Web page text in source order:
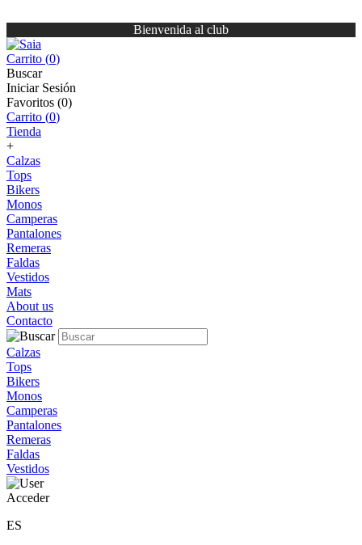
Bienvenida al club
Carrito (0)
Buscar
Iniciar Sesión
Favoritos (0)
Carrito (0)
Tienda
+
Calzas
Tops
Bikers
Monos
Camperas
Pantalones
Remeras
Faldas
Vestidos
Mats
About us
Contacto
Calzas
Tops
Bikers
Monos
Camperas
Pantalones
Remeras
Faldas
Vestidos
Acceder
ES